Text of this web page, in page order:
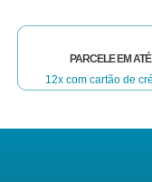
PARCELE EM ATÉ
12x com cartão de